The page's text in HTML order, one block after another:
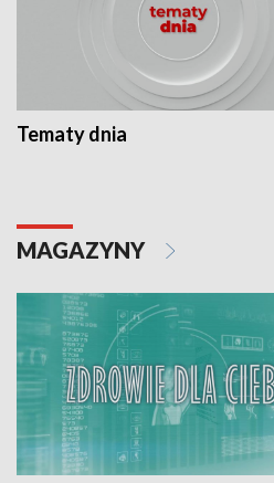
Tematy dnia
MAGAZYNY